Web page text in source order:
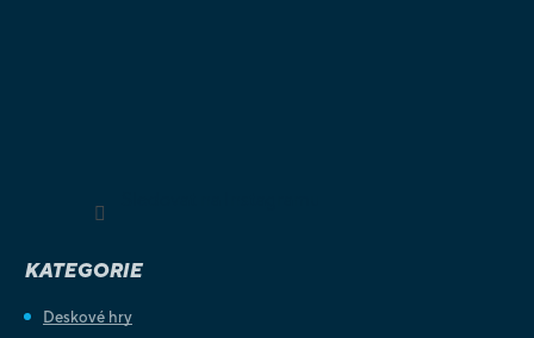
KATEGORIE
Deskové hry